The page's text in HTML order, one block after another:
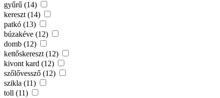
gyűrű (14)
kereszt (14)
patkó (13)
búzakéve (12)
domb (12)
kettőskereszt (12)
kivont kard (12)
szőlővessző (12)
szikla (11)
toll (11)